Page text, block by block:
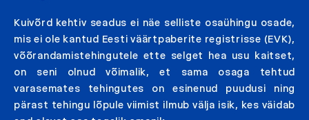
Kuivõrd kehtiv seadus ei näe selliste osaühingu osade,
mis ei ole kantud Eesti väärtpaberite registrisse (EVK),
võõrandamistehingutele ette selget hea usu kaitset,
on seni olnud võimalik, et sama osaga tehtud
varasemates tehingutes on esinenud puudusi ning
pärast tehingu lõpule viimist ilmub välja isik, kes väidab